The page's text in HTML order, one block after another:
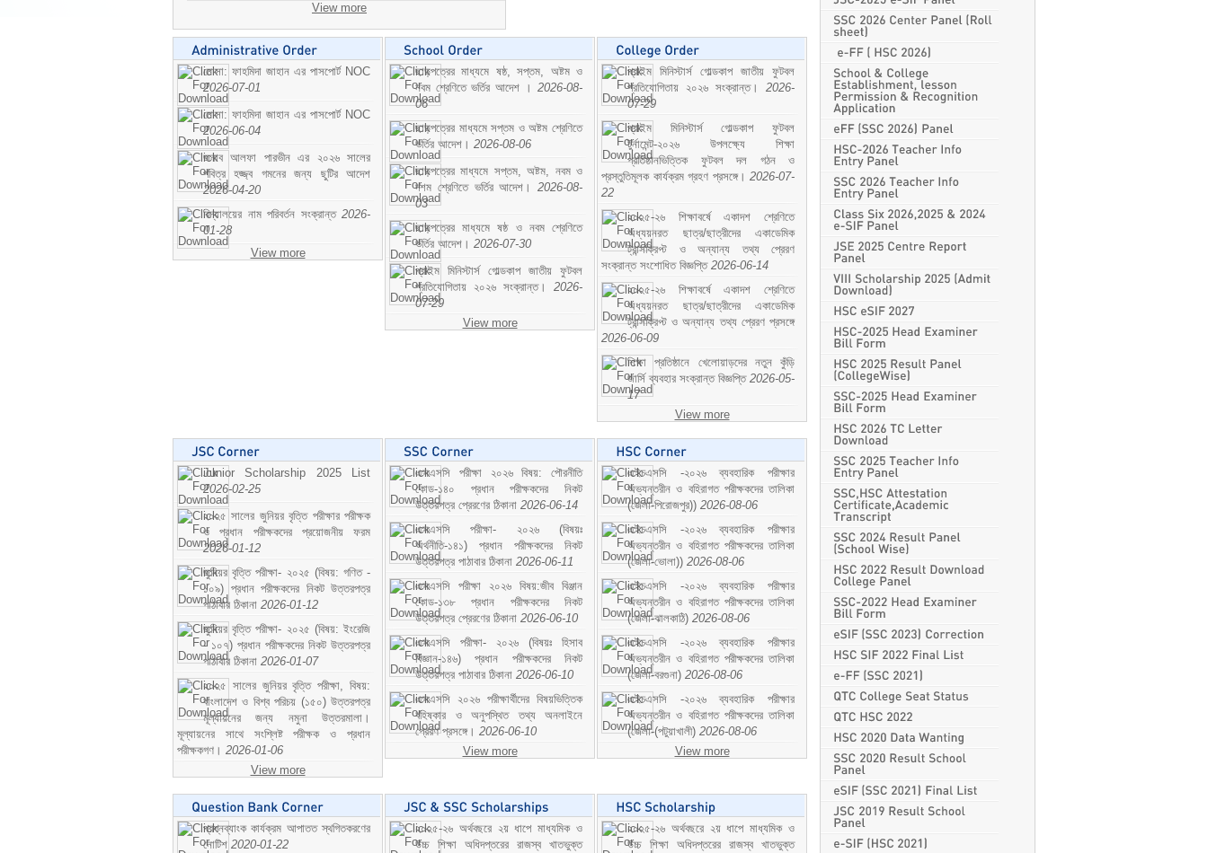
View more
মোসা: ফাহমিদা জাহান এর পাসপোর্ট NOC
2026-07-01
মোসা: ফাহমিদা জাহান এর পাসপোর্ট NOC
2026-06-04
জনাব আলফা পারভীন এর ২০২৬ সালের
পবিত্র হজ্জ্ব গমনের জন্য ছুটির আদেশ
2026-04-20
বিদ্যালয়ের নাম পরিবর্তন সংক্রান্ত 2026-
01-28
View more
ছাড়পত্রের মাধ্যমে ষষ্ঠ, সপ্তম, অষ্টম ও
নবম শ্রেণিতে ভর্তির আদেশ । 2026-08-
06
ছাড়পত্রের মাধ্যমে সপ্তম ও অষ্টম শ্রেণিতে
ভর্তির আদেশ। 2026-08-06
ছাড়পত্রের মাধ্যমে সপ্তম, অষ্টম, নবম ও
দশম শ্রেণিতে ভর্তির আদেশ। 2026-08-
03
ছাড়পত্রের মাধ্যমে ষষ্ঠ ও নবম শ্রেণিতে
ভর্তির আদেশ। 2026-07-30
প্রাইম মিনিস্টার্স গোল্ডকাপ জাতীয় ফুটবল
প্রতিযোগিতায় ২০২৬ সংক্রান্ত। 2026-
07-29
View more
প্রাইম মিনিস্টার্স গোল্ডকাপ জাতীয় ফুটবল
প্রতিযোগিতায় ২০২৬ সংক্রান্ত। 2026-
07-29
প্রাইম মিনিস্টার্স গোল্ডকাপ ফুটবল
টুর্নামেন্ট-২০২৬ উপলক্ষ্যে শিক্ষা
প্রতিষ্ঠানভিত্তিক ফুটবল দল গঠন ও
প্রস্তুতিমূলক কার্যক্রম গ্রহণ প্রসঙ্গে। 2026-07-
22
২০২৫-২৬ শিক্ষাবর্ষে একাদশ শ্রেণিতে
অধ্যয়নরত ছাত্র/ছাত্রীদের একাডেমিক
ট্রান্সক্রিপ্ট ও অন্যান্য তথ্য প্রেরণ
সংক্রান্ত সংশোধিত বিজ্ঞপ্তি 2026-06-14
২০২৫-২৬ শিক্ষাবর্ষে একাদশ শ্রেণিতে
অধ্যয়নরত ছাত্র/ছাত্রীদের একাডেমিক
ট্রান্সক্রিপ্ট ও অন্যান্য তথ্য প্রেরণ প্রসঙ্গে
2026-06-09
শিক্ষা প্রতিষ্ঠানে খেলোয়াড়দের নতুন কুঁড়ি
জার্সি ব্যবহার সংক্রান্ত বিজ্ঞপ্তি 2026-05-
17
View more
Junior Scholarship 2025 List
2026-02-25
২০২৫ সালের জুনিয়র বৃত্তি পরীক্ষার পরীক্ষক
ও প্রধান পরীক্ষকদের প্রয়োজনীয় ফরম
2026-01-12
জুনিয়র বৃত্তি পরীক্ষা- ২০২৫ (বিষয়: গণিত -
১০৯) প্রধান পরীক্ষকদের নিকট উত্তরপত্র
পাঠাবার ঠিকানা 2026-01-12
জুনিয়র বৃত্তি পরীক্ষা- ২০২৫ (বিষয়: ইংরেজি
- ১০৭) প্রধান পরীক্ষকদের নিকট উত্তরপত্র
পাঠাবার ঠিকানা 2026-01-07
২০২৫ সালের জুনিয়র বৃত্তি পরীক্ষা, বিষয়:
বাংলাদেশ ও বিশ্ব পরিচয় (১৫০) উত্তরপত্র
মূল্যায়নের জন্য নমুনা উত্তরমালা।
মূল্যায়নের সাথে সংশ্লিষ্ট পরীক্ষক ও প্রধান
পরীক্ষকগণ। 2026-01-06
View more
এসএসসি পরীক্ষা ২০২৬ বিষয়: পৌরনীতি
কোড-১৪০ প্রধান পরীক্ষকদের নিকট
উত্তরপত্র প্রেরণের ঠিকানা 2026-06-14
এসএসসি পরীক্ষা- ২০২৬ (বিষয়ঃ
অর্থনীতি-১৪১) প্রধান পরীক্ষকদের নিকট
উত্তরপত্র পাঠাবার ঠিকানা 2026-06-11
এসএসসি পরীক্ষা ২০২৬ বিষয়:জীব বিঞ্জান
কোড-১৩৮ প্রধান পরীক্ষকদের নিকট
উত্তরপত্র প্রেরণের ঠিকানা 2026-06-10
এসএসসি পরীক্ষা- ২০২৬ (বিষয়ঃ হিসাব
বিজ্ঞান-১৪৬) প্রধান পরীক্ষকদের নিকট
উত্তরপত্র পাঠাবার ঠিকানা 2026-06-10
এসএসসি ২০২৬ পরীক্ষার্থীদের বিষয়ভিত্তিক
বহিষ্কার ও অনুপস্থিত তথ্য অনলাইনে
প্রেরণ প্রসঙ্গে। 2026-06-10
View more
এইচএসসি -২০২৬ ব্যবহারিক পরীক্ষার
অভ্যন্তরীন ও বহিরাগত পরীক্ষকদের তালিকা
(জেলা-পিরোজপুর)) 2026-08-06
এইচএসসি -২০২৬ ব্যবহারিক পরীক্ষার
অভ্যন্তরীন ও বহিরাগত পরীক্ষকদের তালিকা
(জেলা-ভোলা)) 2026-08-06
এইচএসসি -২০২৬ ব্যবহারিক পরীক্ষার
অভ্যন্তরীন ও বহিরাগত পরীক্ষকদের তালিকা
(জেলা-ঝালকাঠি) 2026-08-06
এইচএসসি -২০২৬ ব্যবহারিক পরীক্ষার
অভ্যন্তরীন ও বহিরাগত পরীক্ষকদের তালিকা
(জেলা-বরগুনা) 2026-08-06
এইচএসসি -২০২৬ ব্যবহারিক পরীক্ষার
অভ্যন্তরীন ও বহিরাগত পরীক্ষকদের তালিকা
(জেলা-(পটুয়াখালী) 2026-08-06
View more
প্রশ্নব্যাংক কার্যক্রম আপাতত স্থগিতকরণের
নোটিশ 2020-01-22
২০২৫-২৬ অর্থবছরে ২য় ধাপে মাধ্যমিক ও
উচ্চ শিক্ষা অধিদপ্তরের রাজস্ব খাতভুক্ত
২০২৫-২৬ অর্থবছরে ২য় ধাপে মাধ্যমিক ও
উচ্চ শিক্ষা অধিদপ্তরের রাজস্ব খাতভুক্ত